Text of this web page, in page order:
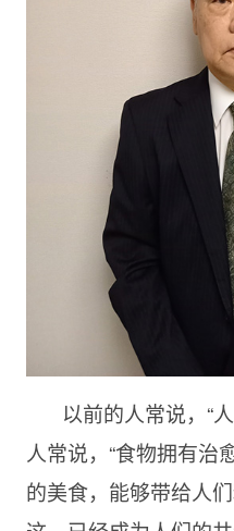
以前的人常说，“
人常说，“食物拥有治
的美食，能够带给人